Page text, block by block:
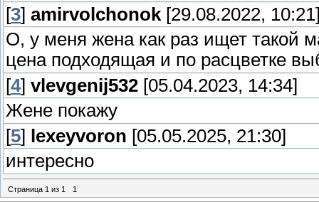
[3] amirvolchonok [29.08.2022,
О, у меня жена как раз ищет такой
цена подходящая и по расцветке
[4] vlevgenij532 [05.04.2023, 14:34]
Жене покажу
[5] lexeyvoron [05.05.2025, 21:30]
интересно
Страница 1 из 1 1